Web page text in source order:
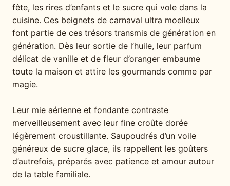
fête, les rires d’enfants et le sucre qui vole dans la
cuisine. Ces beignets de carnaval ultra moelleux
font partie de ces trésors transmis de génération en
génération. Dès leur sortie de l’huile, leur parfum
délicat de vanille et de fleur d’oranger embaume
toute la maison et attire les gourmands comme par
magie.
Leur mie aérienne et fondante contraste
merveilleusement avec leur fine croûte dorée
légèrement croustillante. Saupoudrés d’un voile
généreux de sucre glace, ils rappellent les goûters
d’autrefois, préparés avec patience et amour autour
de la table familiale.